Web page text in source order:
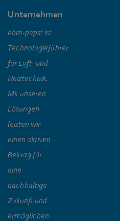
Unternehmen
ebm‑papst ist
Technologieführer
für Luft- und
Heiztechnik.
Mit unseren
Lösungen
leisten wir
einen aktiven
Beitrag für
eine
nachhaltige
Zukunft und
ermöglichen